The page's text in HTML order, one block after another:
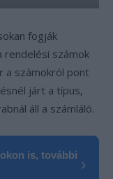
fogják
rendelési számok
a számokról pont
járt a típus,
áll a számláló.
is, további
›